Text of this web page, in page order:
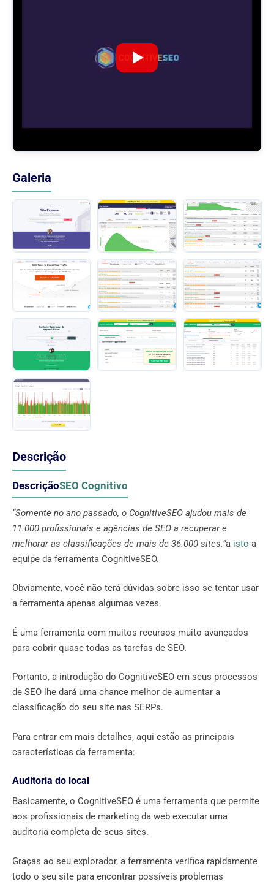
Galeria
Descrição
DescriçãoSEO Cognitivo
“Somente no ano passado, o CognitiveSEO ajudou mais de
11.000 profissionais e agências de SEO a recuperar e
melhorar as classificações de mais de 36.000 sites.”a isto a
equipe da ferramenta CognitiveSEO.
Obviamente, você não terá dúvidas sobre isso se tentar usar
a ferramenta apenas algumas vezes.
É uma ferramenta com muitos recursos muito avançados
para cobrir quase todas as tarefas de SEO.
Portanto, a introdução do CognitiveSEO em seus processos
de SEO lhe dará uma chance melhor de aumentar a
classificação do seu site nas SERPs.
Para entrar em mais detalhes, aqui estão as principais
características da ferramenta:
Auditoria do local
Basicamente, o CognitiveSEO é uma ferramenta que permite
aos profissionais de marketing da web executar uma
auditoria completa de seus sites.
Graças ao seu explorador, a ferramenta verifica rapidamente
todo o seu site para encontrar possíveis problemas